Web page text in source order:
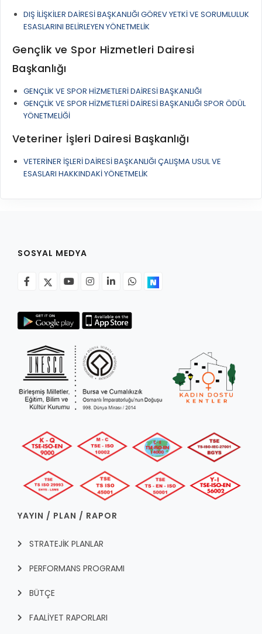
DIŞ İLİŞKİLER DAİRESİ BAŞKANLIĞI GÖREV YETKİ VE SORUMLULUK
ESASLARINI BELİRLEYEN YÖNETMELİK
Gençlik ve Spor Hizmetleri Dairesi
Başkanlığı
GENÇLİK VE SPOR HİZMETLERİ DAİRESİ BAŞKANLIĞI
GENÇLİK VE SPOR HİZMETLERİ DAİRESİ BAŞKANLIĞI SPOR ÖDÜL
YÖNETMELİĞİ
Veteriner İşleri Dairesi Başkanlığı
VETERİNER İŞLERİ DAİRESİ BAŞKANLIĞI ÇALIŞMA USUL VE
ESASLARI HAKKINDAKİ YÖNETMELİK
SOSYAL MEDYA
YAYIN / PLAN / RAPOR
STRATEJİK PLANLAR
PERFORMANS PROGRAMI
BÜTÇE
FAALİYET RAPORLARI